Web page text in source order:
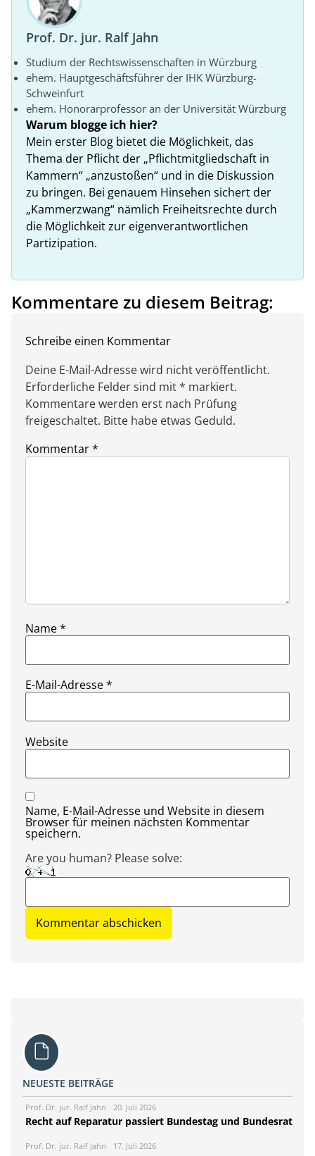
Prof. Dr. jur. Ralf Jahn
Studium der Rechtswissenschaften in Würzburg
ehem. Hauptgeschäftsführer der IHK Würzburg-
Schweinfurt
ehem. Honorarprofessor an der Universität Würzburg
Warum blogge ich hier?
Mein erster Blog bietet die Möglichkeit, das
Thema der Pflicht der „Pflichtmitgliedschaft in
Kammern“ „anzustoßen“ und in die Diskussion
zu bringen. Bei genauem Hinsehen sichert der
„Kammerzwang“ nämlich Freiheitsrechte durch
die Möglichkeit zur eigenverantwortlichen
Partizipation.
Kommentare zu diesem Beitrag:
Schreibe einen Kommentar
Deine E-Mail-Adresse wird nicht veröffentlicht.
Erforderliche Felder sind mit * markiert.
Kommentare werden erst nach Prüfung
freigeschaltet. Bitte habe etwas Geduld.
Kommentar*
Name*
E-Mail-Adresse*
Website
Name, E-Mail-Adresse und Website in diesem
Browser für meinen nächsten Kommentar
speichern.
Are you human? Please solve:
NEUESTE BEITRÄGE
Prof. Dr. jur. Ralf Jahn 20. Juli 2026
Recht auf Reparatur passiert Bundestag und Bundesrat
Prof. Dr. jur. Ralf Jahn 17. Juli 2026